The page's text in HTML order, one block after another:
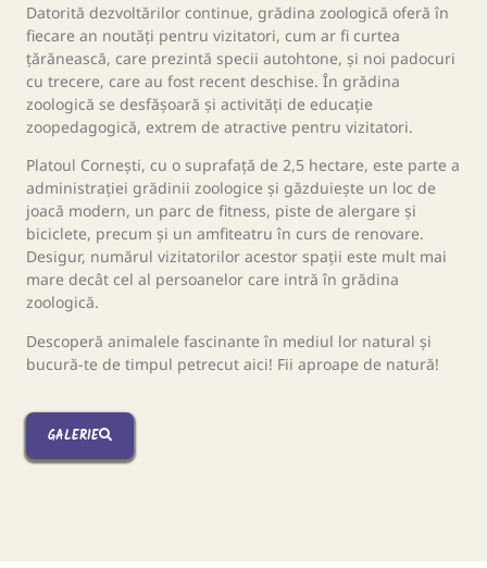
Datorită dezvoltărilor continue, grădina zoologică oferă în
fiecare an noutăți pentru vizitatori, cum ar fi curtea
țărănească, care prezintă specii autohtone, și noi padocuri
cu trecere, care au fost recent deschise. În grădina
zoologică se desfășoară și activități de educație
zoopedagogică, extrem de atractive pentru vizitatori.
Platoul Cornești, cu o suprafață de 2,5 hectare, este parte a
administrației grădinii zoologice și găzduiește un loc de
joacă modern, un parc de fitness, piste de alergare și
biciclete, precum și un amfiteatru în curs de renovare.
Desigur, numărul vizitatorilor acestor spații este mult mai
mare decât cel al persoanelor care intră în grădina
zoologică.
Descoperă animalele fascinante în mediul lor natural și
bucură-te de timpul petrecut aici! Fii aproape de natură!
GALERIE